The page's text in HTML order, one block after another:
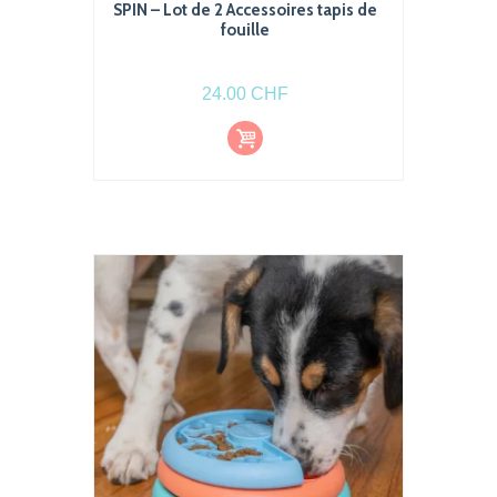
SPIN – Lot de 2 Accessoires tapis de
fouille
24.00 CHF
Choi
x
des
Ce
options
peuvent
être
choisies
sur
la
page
du
produit